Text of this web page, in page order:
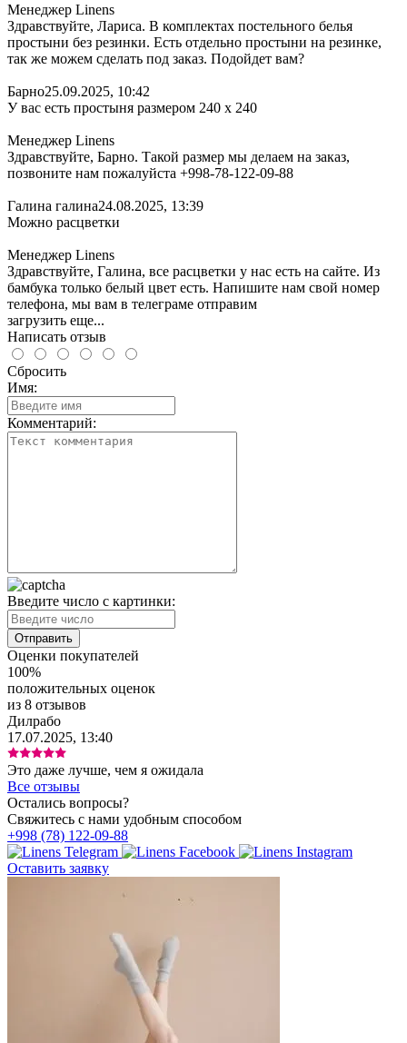
Менеджер Linens
Здравствуйте, Лариса. В комплектах постельного белья
простыни без резинки. Есть отдельно простыни на резинке,
так же можем сделать под заказ. Подойдет вам?
Барно25.09.2025, 10:42
У вас есть простыня размером 240 х 240
Менеджер Linens
Здравствуйте, Барно. Такой размер мы делаем на заказ,
позвоните нам пожалуйста +998-78-122-09-88
Галина галина24.08.2025, 13:39
Можно расцветки
Менеджер Linens
Здравствуйте, Галина, все расцветки у нас есть на сайте. Из
бамбука только белый цвет есть. Напишите нам свой номер
телефона, мы вам в телеграме отправим
загрузить еще...
Написать отзыв
Сбросить
Имя:
Комментарий:
Введите число с картинки:
Оценки покупателей
100%
положительных оценок
из 8 отзывов
Дилрабо
17.07.2025, 13:40
Это даже лучше, чем я ожидалa
Все отзывы
Остались вопросы?
Свяжитесь с нами удобным способом
+998 (78) 122-09-88
Оставить заявку